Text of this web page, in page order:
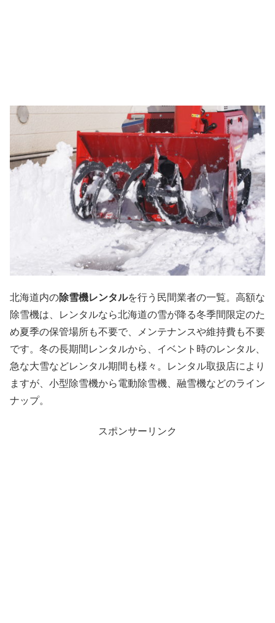
北海道内の除雪機レンタルを行う民間業者の一覧。高額な
除雪機は、レンタルなら北海道の雪が降る冬季間限定のた
め夏季の保管場所も不要で、メンテナンスや維持費も不要
です。冬の長期間レンタルから、イベント時のレンタル、
急な大雪などレンタル期間も様々。レンタル取扱店により
ますが、小型除雪機から電動除雪機、融雪機などのライン
ナップ。
スポンサーリンク